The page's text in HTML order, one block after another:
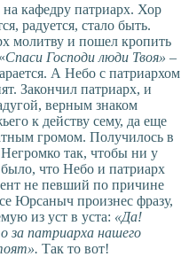
кафедру патриарх. Хор
радуется, стало быть.
молитву и пошел кропить
Спаси Господи люди Твоя» –
А Небо с патриархом
Закончил патриарх, и
верным знаком
к действу сему, да еще
громом. Получилось в
так, чтобы ни у
что Небо и патриарх
не певший по причине
Юрсаныч произнес фразу,
из уст в уста: «Да!
за патриарха нашего
Так то вот!